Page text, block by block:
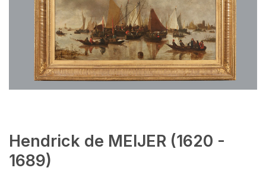
Hendrick de MEIJER (1620 -
1689)